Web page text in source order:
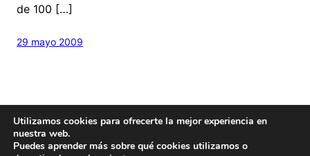
de 100 […]
29 mayo 2009
Utilizamos cookies para ofrecerte la mejor experiencia en
nuestra web.
Puedes aprender más sobre qué cookies utilizamos o